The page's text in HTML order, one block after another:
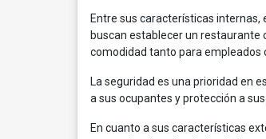
Entre sus características
buscan establecer un restaurante
comodidad tanto para empleados
La seguridad es una prioridad en
a sus ocupantes y protección a
En cuanto a sus características